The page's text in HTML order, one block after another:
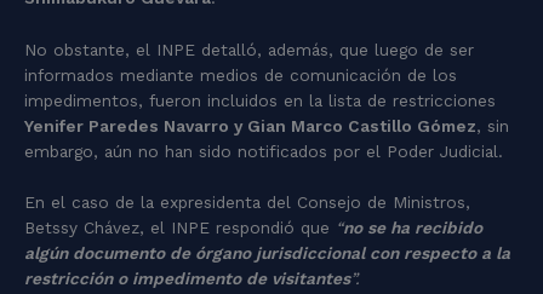
No obstante, el INPE detalló, además, que luego de ser
informados mediante medios de comunicación de los
impedimentos, fueron incluidos en la lista de restricciones
Yenifer Paredes Navarro y Gian Marco Castillo Gómez, sin
embargo, aún no han sido notificados por el Poder Judicial.
En el caso de la expresidenta del Consejo de Ministros,
Betssy Chávez, el INPE respondió que “no se ha recibido
algún documento de órgano jurisdiccional con respecto a la
restricción o impedimento de visitantes”.